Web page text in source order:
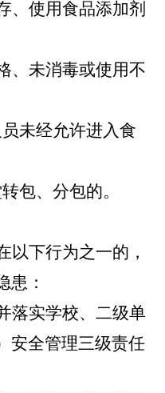
、使用食品添加剂
、未消毒或使用不
未经允许进入食
包、分包的。
以下行为之一的，
患：
落实学校、二级单
安全管理三级责任